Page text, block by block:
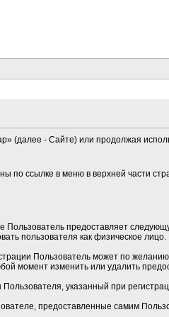
(далее - Сайте) или продолжая
по ссылке в меню в верхней части
Пользователь предоставляет
пользователя как физическое лицо.
Пользователь может по
момент изменить или удалить
указанный при
предоставленные самим